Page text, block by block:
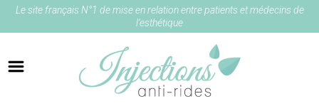
Le site français N°1 de mise en relation entre patients et médecins de
l’esthétique